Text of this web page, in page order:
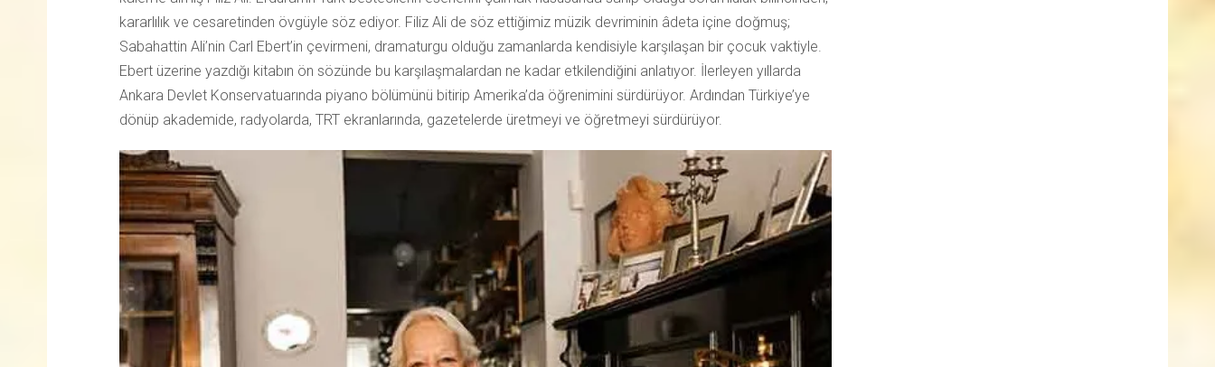
kararlılık ve cesaretinden övgüyle söz ediyor. Filiz Ali de söz ettiğimiz müzik devriminin âdeta içine doğmuş;
Sabahattin Ali’nin Carl Ebert’in çevirmeni, dramaturgu olduğu zamanlarda kendisiyle karşılaşan bir çocuk vaktiyle.
Ebert üzerine yazdığı kitabın ön sözünde bu karşılaşmalardan ne kadar etkilendiğini anlatıyor. İlerleyen yıllarda
Ankara Devlet Konservatuarında piyano bölümünü bitirip Amerika’da öğrenimini sürdürüyor. Ardından Türkiye’ye
dönüp akademide, radyolarda, TRT ekranlarında, gazetelerde üretmeyi ve öğretmeyi sürdürüyor.